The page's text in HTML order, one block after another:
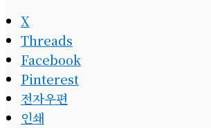
X
Threads
Facebook
Pinterest
전자우편
인쇄